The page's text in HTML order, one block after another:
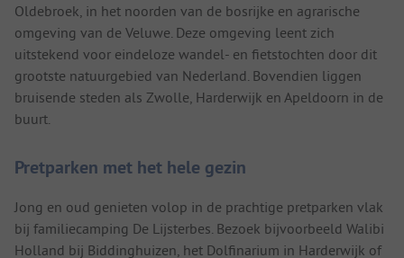
Oldebroek, in het noorden van de bosrijke en agrarische
omgeving van de Veluwe. Deze omgeving leent zich
uitstekend voor eindeloze wandel- en fietstochten door dit
grootste natuurgebied van Nederland. Bovendien liggen
bruisende steden als Zwolle, Harderwijk en Apeldoorn in de
buurt.
Pretparken met het hele gezin
Jong en oud genieten volop in de prachtige pretparken vlak
bij familiecamping De Lijsterbes. Bezoek bijvoorbeeld Walibi
Holland bij Biddinghuizen, het Dolfinarium in Harderwijk of